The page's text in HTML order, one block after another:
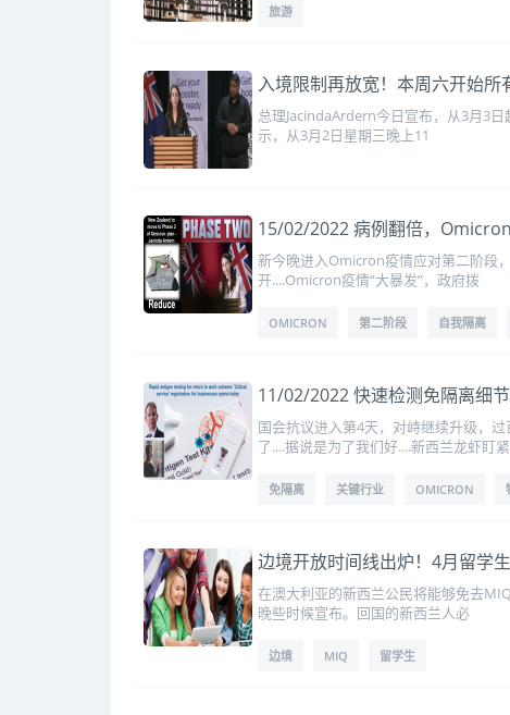
旅游
入境限制再放宽！本周六开始所
总理JacindaArdern今日宣布，从3月3
示，从3月2日星期三晚上11
15/02/2022 病例翻倍，
新今晚进入Omicron疫情应对第二阶段
开....Omicron疫情“大暴发”，政府拨
OMICRON 第二阶段 自我隔离
11/02/2022 快速检测免隔离细节
国会抗议进入第4天，对峙继续升级，
了....据说是为了我们好....新西兰龙虾盯
免隔离 关键行业 OMICRON
边境开放时间线出炉！4月留学
在澳大利亚的新西兰公民将能够免去
晚些时候宣布。回国的新西兰人必
边境 MIQ 留学生